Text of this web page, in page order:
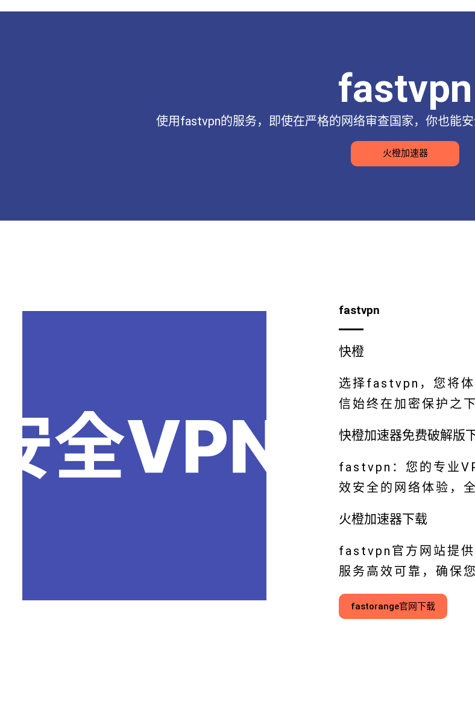
fastvpn
使用fastvpn的服务，即使在严格的网络审查国家，你也能
火橙加速器
fastvpn
快橙
选择fastvpn，您将
信始终在加密保护之下
快橙加速器免费破解版
fastvpn：您的专业
效安全的网络体验，
火橙加速器下载
fastvpn官方网站提供
服务高效可靠，确保
fastorange官网下载